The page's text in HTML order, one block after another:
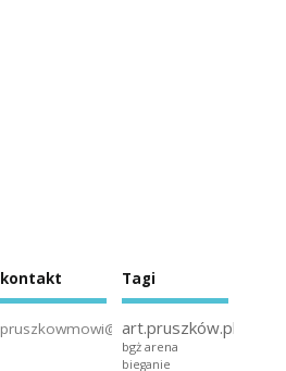
kontakt
pruszkowmowi@gmail.com
Tagi
art.pruszków.pl
bgż arena
bieganie